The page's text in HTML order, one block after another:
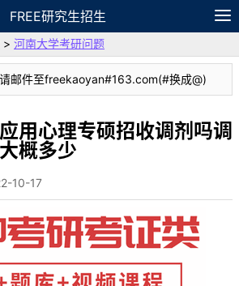
FREE研究生招生
题 APP 笔记
> 河南大学考研问题
邮件至freekaoyan#163.com(#换成@)
用心理专硕招收调剂吗调
概多少
10-17